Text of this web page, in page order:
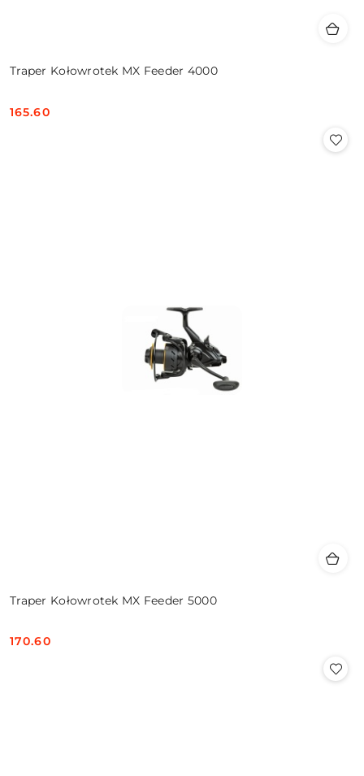
Traper Kołowrotek MX Feeder 4000
Cena:
165.60
Traper Kołowrotek MX Feeder 5000
Cena:
170.60